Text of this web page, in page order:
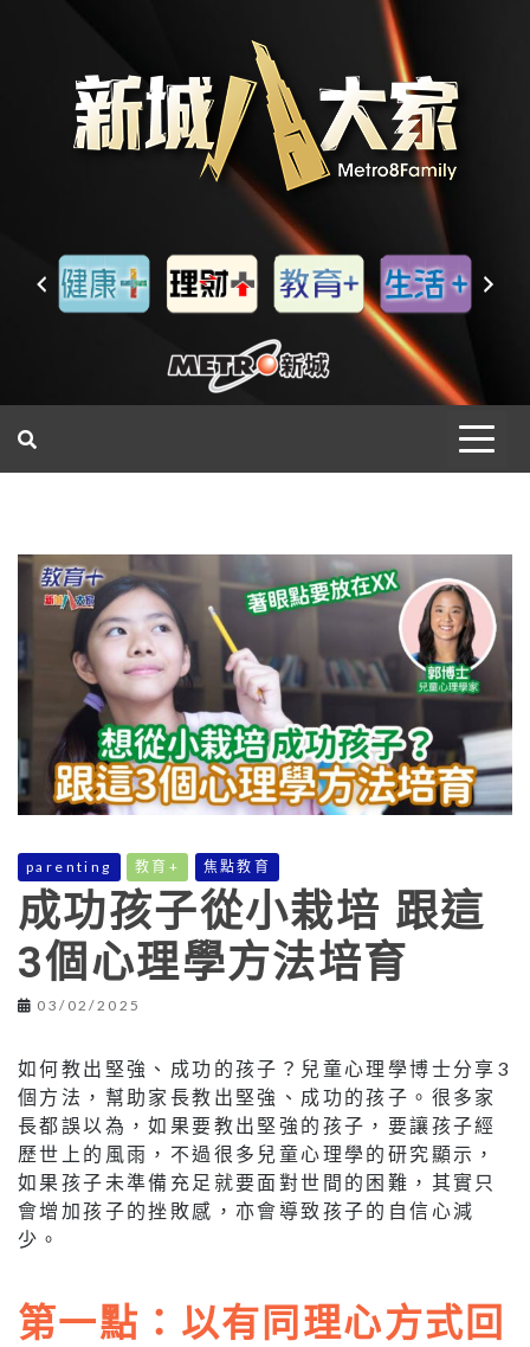
parenting 教育+ 焦點教育
成功孩子從小栽培 跟這
3個心理學方法培育
03/02/2025
如何教出堅強、成功的孩子？兒童心理學博士分享3
個方法，幫助家長教出堅強、成功的孩子。很多家
長都誤以為，如果要教出堅強的孩子，要讓孩子經
歷世上的風雨，不過很多兒童心理學的研究顯示，
如果孩子未準備充足就要面對世間的困難，其實只
會增加孩子的挫敗感，亦會導致孩子的自信心減
少。
第一點：以有同理心方式回